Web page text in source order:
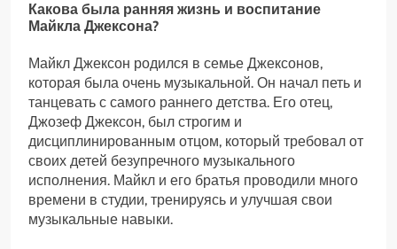
Какова была ранняя жизнь и воспитание
Майкла Джексона?
Майкл Джексон родился в семье Джексонов,
которая была очень музыкальной. Он начал петь и
танцевать с самого раннего детства. Его отец,
Джозеф Джексон, был строгим и
дисциплинированным отцом, который требовал от
своих детей безупречного музыкального
исполнения. Майкл и его братья проводили много
времени в студии, тренируясь и улучшая свои
музыкальные навыки.